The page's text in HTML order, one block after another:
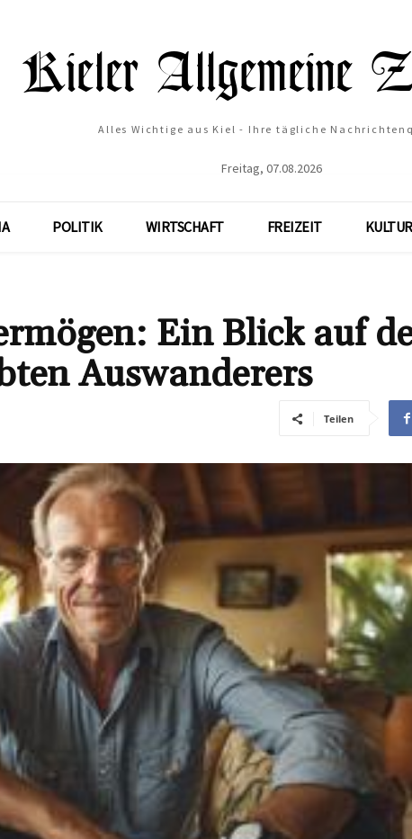
Alles Wichtige aus Kiel - Ihre tägliche
Freitag, 07.08.2026
POLITIK WIRTSCHAFT FREIZEIT KULTUR
Ein Blick auf
Auswanderers
Teilen